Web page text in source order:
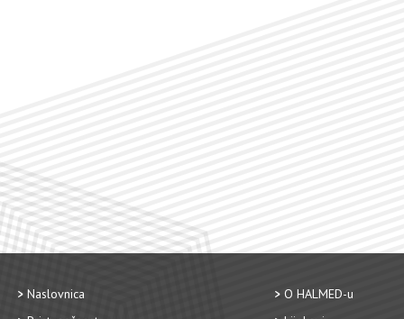
Naslovnica
O HALMED-u